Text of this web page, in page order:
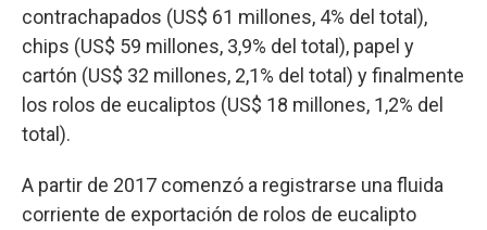
contrachapados (US$ 61 millones, 4% del total),
chips (US$ 59 millones, 3,9% del total), papel y
cartón (US$ 32 millones, 2,1% del total) y finalmente
los rolos de eucaliptos (US$ 18 millones, 1,2% del
total).
A partir de 2017 comenzó a registrarse una fluida
corriente de exportación de rolos de eucalipto